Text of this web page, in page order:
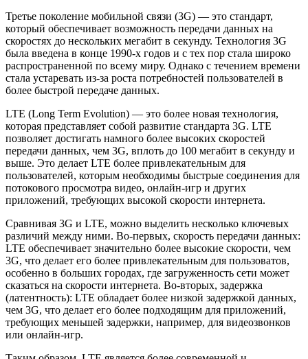
Третье поколение мобильной связи (3G) — это стандарт,
который обеспечивает возможность передачи данных на
скоростях до нескольких мегабит в секунду. Технология 3G
была введена в конце 1990-х годов и с тех пор стала широко
распространенной по всему миру. Однако с течением времени
стала устаревать из-за роста потребностей пользователей в
более быстрой передаче данных.
LTE (Long Term Evolution) — это более новая технология,
которая представляет собой развитие стандарта 3G. LTE
позволяет достигать намного более высоких скоростей
передачи данных, чем 3G, вплоть до 100 мегабит в секунду и
выше. Это делает LTE более привлекательным для
пользователей, которым необходимы быстрые соединения для
потокового просмотра видео, онлайн-игр и других
приложений, требующих высокой скорости интернета.
Сравнивая 3G и LTE, можно выделить несколько ключевых
различий между ними. Во-первых, скорость передачи данных:
LTE обеспечивает значительно более высокие скорости, чем
3G, что делает его более привлекательным для пользоватов,
особенно в больших городах, где загруженность сети может
сказаться на скорости интернета. Во-вторых, задержка
(латентность): LTE обладает более низкой задержкой данных,
чем 3G, что делает его более подходящим для приложений,
требующих меньшей задержки, например, для видеозвонков
или онлайн-игр.